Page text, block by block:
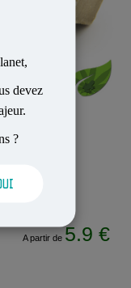
devez
?
A partir de 5.9 €